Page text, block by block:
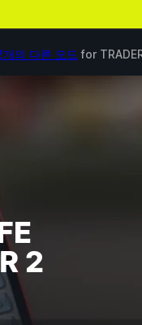
개의 다른 모드 for